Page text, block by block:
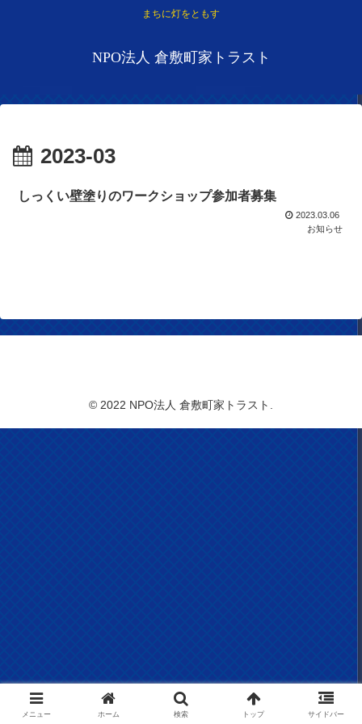
まちに灯をともす
NPO法人 倉敷町家トラスト
2023-03
しっくい壁塗りのワークショップ参加者募集
2023.03.06
お知らせ
© 2022 NPO法人 倉敷町家トラスト.
メニュー ホーム 検索 トップ サイドバー